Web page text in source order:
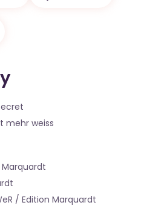
mehr weiss
/ Edition Marquardt